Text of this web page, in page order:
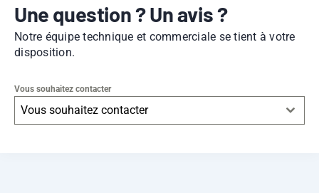
Une question ? Un avis ?
Notre équipe technique et commerciale se tient à votre
disposition.
Vous souhaitez contacter
Vous souhaitez contacter